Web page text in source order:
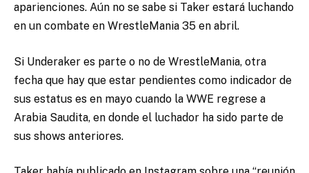
aparienciones. Aún no se sabe si Taker estará luchando
en un combate en WrestleMania 35 en abril.
Si Underaker es parte o no de WrestleMania, otra
fecha que hay que estar pendientes como indicador de
sus estatus es en mayo cuando la WWE regrese a
Arabia Saudita, en donde el luchador ha sido parte de
sus shows anteriores.